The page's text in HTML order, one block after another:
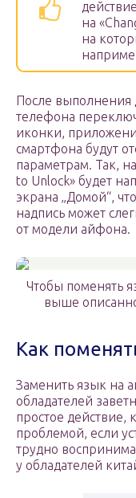
на
на
После выполнения
телефона
иконки,
смартфона будут
параметрам. Так,
to Unlock» будет
экрана „Домой“,
надпись может
от модели айфона.
Чтобы поменять
выше
Как
Заменить язык на
обладателей
простое действие,
проблемой, если
трудно
у обладателей